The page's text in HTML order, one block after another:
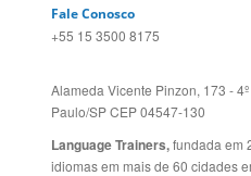
+55 15 3500 8175
Alameda Vicente Pinzon, 173 -
Paulo/SP CEP 04547-130